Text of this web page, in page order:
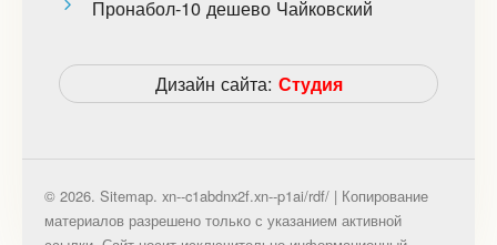
Пронабол-10 дешево Чайковский
Дизайн сайта: Студия
© 2026. Sitemap. xn--c1abdnx2f.xn--p1ai/rdf/ | Копирование
материалов разрешено только с указанием активной